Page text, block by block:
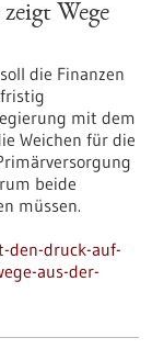
Wege
die Finanzen
mit dem
Weichen für die
beide
müssen.
druck-auf-
aus-der-